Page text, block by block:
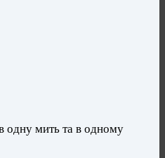
одну мить та в одному